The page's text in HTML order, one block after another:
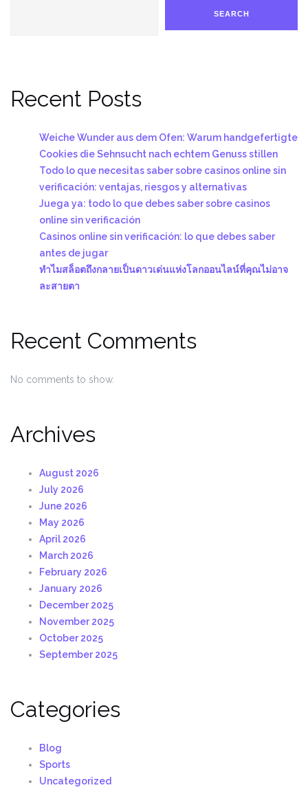
SEARCH
Recent Posts
Weiche Wunder aus dem Ofen: Warum handgefertigte
Cookies die Sehnsucht nach echtem Genuss stillen
Todo lo que necesitas saber sobre casinos online sin
verificación: ventajas, riesgos y alternativas
Juega ya: todo lo que debes saber sobre casinos
online sin verificación
Casinos online sin verificación: lo que debes saber
antes de jugar
ทำไมสล็อตถึงกลายเป็นดาวเด่นแห่งโลกออนไลน์ที่คุณไม่อาจ
ละสายตา
Recent Comments
No comments to show.
Archives
August 2026
July 2026
June 2026
May 2026
April 2026
March 2026
February 2026
January 2026
December 2025
November 2025
October 2025
September 2025
Categories
Blog
Sports
Uncategorized